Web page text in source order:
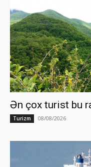
Ən çox turist bu
Turizm 08/08/2026